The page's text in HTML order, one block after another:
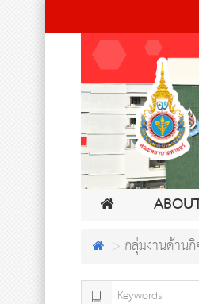
กลุ่มงานด้าน